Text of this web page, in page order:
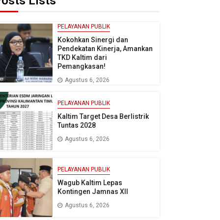
PELAYANAN PUBLIK
Kokohkan Sinergi dan
Pendekatan Kinerja, Amankan
TKD Kaltim dari
Pemangkasan!
Agustus 6, 2026
PELAYANAN PUBLIK
Kaltim Target Desa Berlistrik
Tuntas 2028
Agustus 6, 2026
PELAYANAN PUBLIK
Wagub Kaltim Lepas
Kontingen Jamnas XII
Agustus 6, 2026